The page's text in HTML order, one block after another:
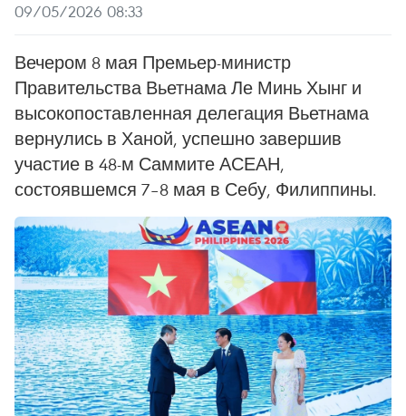
09/05/2026 08:33
Вечером 8 мая Премьер-министр
Правительства Вьетнама Ле Минь Хынг и
высокопоставленная делегация Вьетнама
вернулись в Ханой, успешно завершив
участие в 48-м Саммите АСЕАН,
состоявшемся 7–8 мая в Себу, Филиппины.